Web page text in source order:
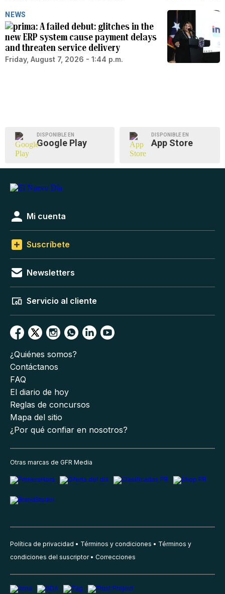
NEWS
A failed debut: glitches in the
new ERP system cause payment delays
and threaten service delivery
Friday, August 7, 2026 - 1:44 p.m.
DISPONIBLE EN
Google Play
DISPONIBLE EN
App Store
Mi cuenta
Suscríbete
Newsletters
Servicio al cliente
¿Quiénes somos?
Contáctanos
FAQ
El diario de hoy
Reglas de concursos
Mapa del sitio
¿Por qué confiar en nosotros?
Otras marcas de GFR Media
Política de privacidad Términos y condiciones
Términos y
condiciones del suscriptor
Correcciones